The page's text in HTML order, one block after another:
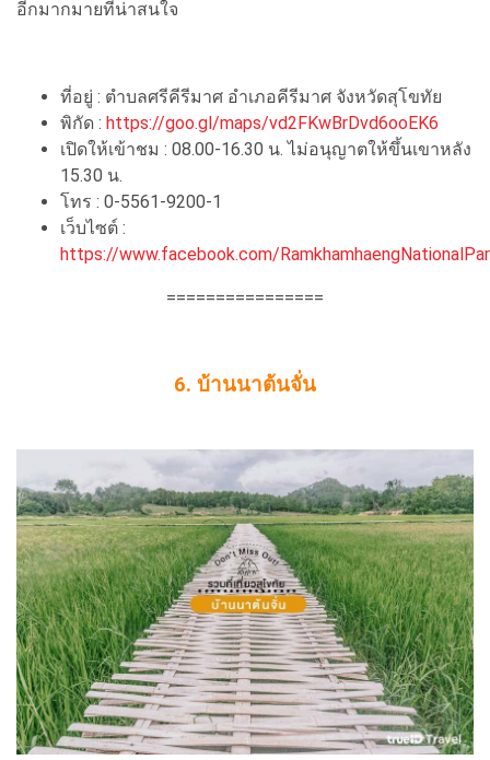
อีกมากมายที่น่าสนใจ
ที่อยู่ : ตำบลศรีคีรีมาศ อำเภอคีรีมาศ จังหวัดสุโขทัย
พิกัด : https://goo.gl/maps/vd2FKwBrDvd6ooEK6
เปิดให้เข้าชม : 08.00-16.30 น. ไม่อนุญาตให้ขึ้นเขาหลัง
15.30 น.
โทร : 0-5561-9200-1
เว็บไซต์ :
https://www.facebook.com/
================
6. บ้านนาต้นจั่น